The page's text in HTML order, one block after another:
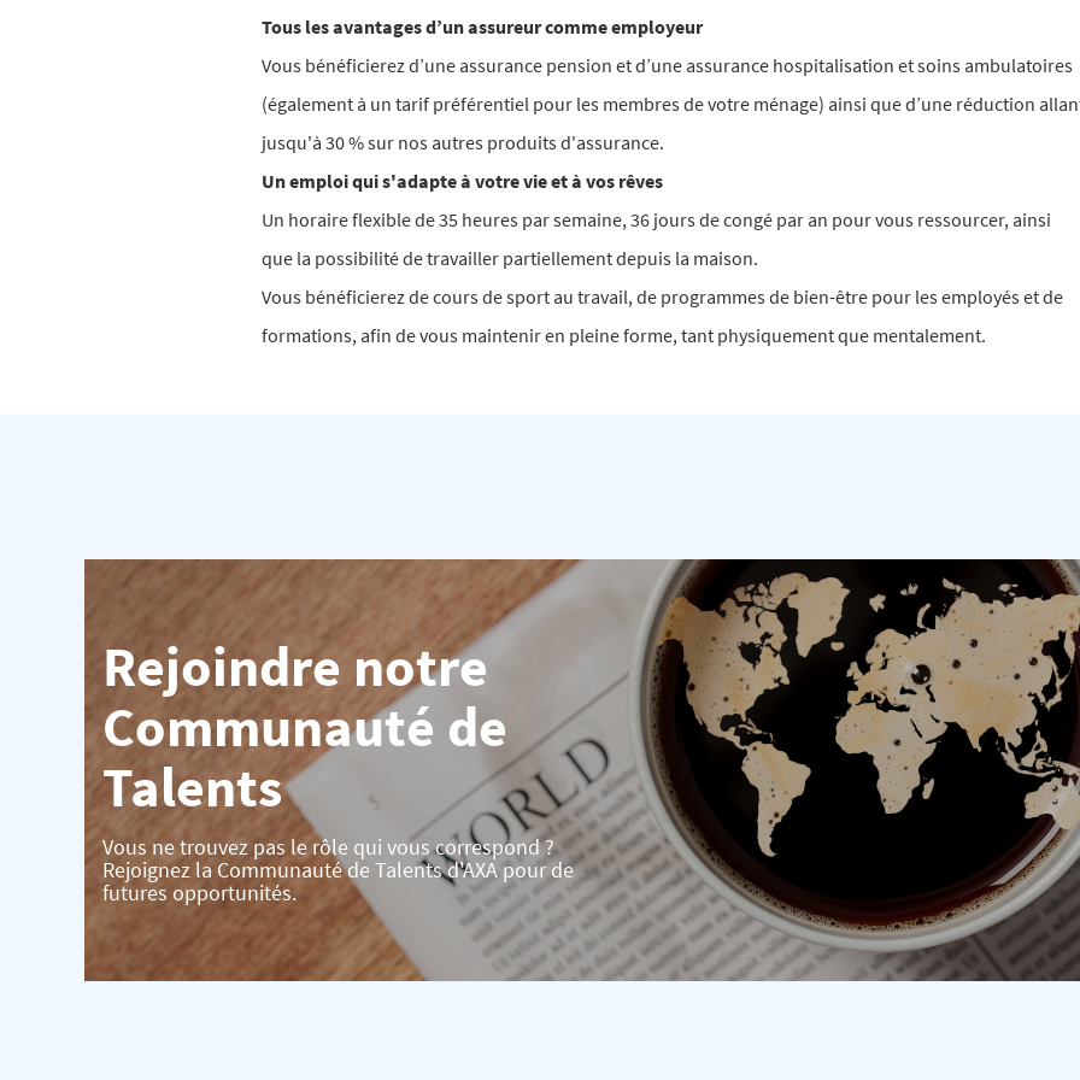
Tous les avantages d’un assureur comme employeur
Vous bénéficierez d’une assurance pension et d’une assurance hospitalisation et soins ambulatoires
(également à un tarif préférentiel pour les membres de votre ménage) ainsi que d’une réduction
jusqu'à 30 % sur nos autres produits d'assurance.
Un emploi qui s'adapte à votre vie et à vos rêves
Un horaire flexible de 35 heures par semaine, 36 jours de congé par an pour vous ressourcer, ainsi
que la possibilité de travailler partiellement depuis la maison.
Vous bénéficierez de cours de sport au travail, de programmes de bien-être pour les employés et de
formations, afin de vous maintenir en pleine forme, tant physiquement que mentalement.
Rejoindre notre
Communauté de
Talents
Vous ne trouvez pas le rôle qui vous correspond ?
Rejoignez la Communauté de Talents d'AXA pour de
futures opportunités.